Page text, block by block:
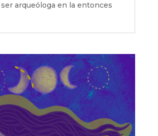
arqueóloga en la entonces